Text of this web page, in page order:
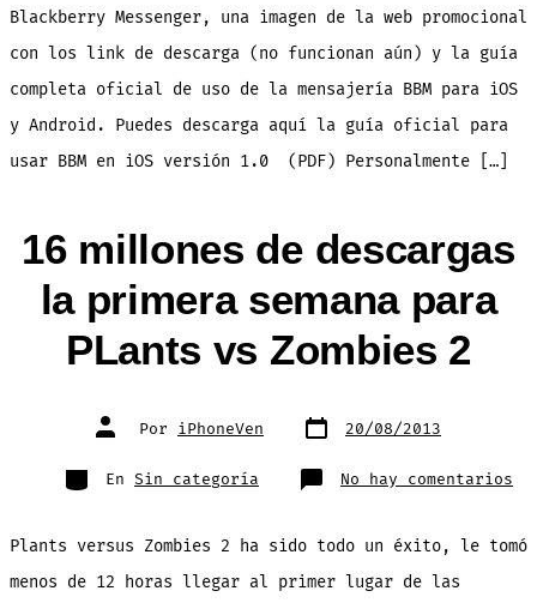
Messenger
para
iOS
(Oficial)
Blackberry Messenger, una imagen de la web promocional
con los link de descarga (no funcionan aún) y la guía
completa oficial de uso de la mensajería BBM para iOS
y Android. Puedes descarga aquí la guía oficial para
usar BBM en iOS versión 1.0 (PDF) Personalmente […]
16 millones de descargas
la primera semana para
PLants vs Zombies 2
Autor
de Por iPhoneVen Fecha
de 20/08/2013
Categorías
En Sin categoría No hay comentarios
16
la
Plants versus Zombies 2 ha sido todo un éxito, le tomó
menos de 12 horas llegar al primer lugar de las